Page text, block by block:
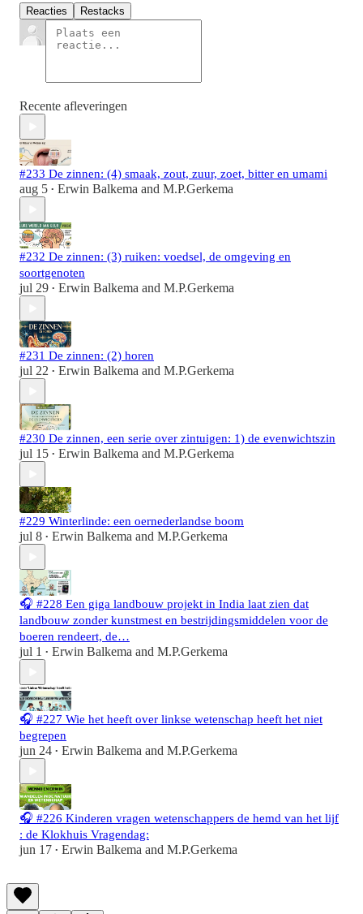
Reacties Restacks
Recente afleveringen
#233 De zinnen: (4) smaak, zout, zuur, zoet, bitter en umami
aug 5 • Erwin Balkema and M.P.Gerkema
#232 De zinnen: (3) ruiken: voedsel, de omgeving en
soortgenoten
jul 29 • Erwin Balkema and M.P.Gerkema
#231 De zinnen: (2) horen
jul 22 • Erwin Balkema and M.P.Gerkema
#230 De zinnen, een serie over zintuigen: 1) de evenwichtszin
jul 15 • Erwin Balkema and M.P.Gerkema
#229 Winterlinde: een oernederlandse boom
jul 8 • Erwin Balkema and M.P.Gerkema
🎧 #228 Een giga landbouw projekt in India laat zien dat
landbouw zonder kunstmest en bestrijdingsmiddelen voor de
boeren rendeert, de…
jul 1 • Erwin Balkema and M.P.Gerkema
🎧 #227 Wie het heeft over linkse wetenschap heeft het niet
begrepen
jun 24 • Erwin Balkema and M.P.Gerkema
🎧 #226 Kinderen vragen wetenschappers de hemd van het lijf
: de Klokhuis Vragendag:
jun 17 • Erwin Balkema and M.P.Gerkema